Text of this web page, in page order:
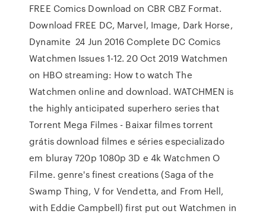
FREE Comics Download on CBR CBZ Format.
Download FREE DC, Marvel, Image, Dark Horse,
Dynamite 24 Jun 2016 Complete DC Comics
Watchmen Issues 1-12. 20 Oct 2019 Watchmen
on HBO streaming: How to watch The
Watchmen online and download. WATCHMEN is
the highly anticipated superhero series that
Torrent Mega Filmes - Baixar filmes torrent
grátis download filmes e séries especializado
em bluray 720p 1080p 3D e 4k Watchmen O
Filme. genre's finest creations (Saga of the
Swamp Thing, V for Vendetta, and From Hell,
with Eddie Campbell) first put out Watchmen in